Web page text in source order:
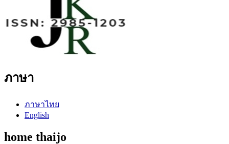
ภาษา
ภาษาไทย
English
home thaijo